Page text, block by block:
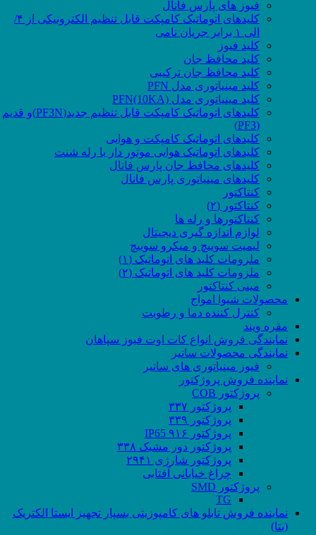
فیوز های پارس فانال
کلیدهای اتوماتیک کامپکت قابل تنظیم الکترونیکی از ۴/
الی ۱ برابر جریان نامی
کلید فیوز
کلید محافظ جان
کلید محافظ جان ترکیبی
کلید مینیاتوری مدل PFN
کلید مینیاتوری مدل PFN(10KA)
کلیدهای اتوماتیک کامپکت قابل تنظیم جدید(PF3N)و قدیم
(PF3)
کلیدهای اتوماتیک کامپکت و هوایی
کلیدهای اتوماتیک هوایی موتور دار با رله شنت
کلیدهای محافظ جان پارس فانال
کلیدهای مینیاتوری پارس فانال
کنتاکتور
کنتاکتور (۲)
کنتاکتورها و رله ها
لوازم اندازه گیری دیجیتال
لیمیت سوییچ و میکرو سوییچ
ملزومات کلید های اتوماتیک (۱)
ملزومات کلید های اتوماتیک (۲)
مینی کنتاکتور
محصولات شیوا امواج
کنترل کننده دما و رطوبت
مقره ویند
نمایندگی فروش انواع کات اوت فیوز سپاهان
نمایندگی محصولات سانیر
فیوز مینیاتوری های سانیر
نماینده فروش پروژکتور
پروژکتور COB
پروژکتور ۳۳۷
پروژکتور ۳۳۹
پروژکتور ۹۱۶ IP65
پروژکتور دور مشبک ۳۳۸
پروژکتور شارژی ۲۹۴۱
چراغ خیابانی آفتابی
پروژکتور SMD
TG
نماینده فروش تابلو های کامپوزیتی بسپار تجهیز ایستا الکتریک
(بتا)